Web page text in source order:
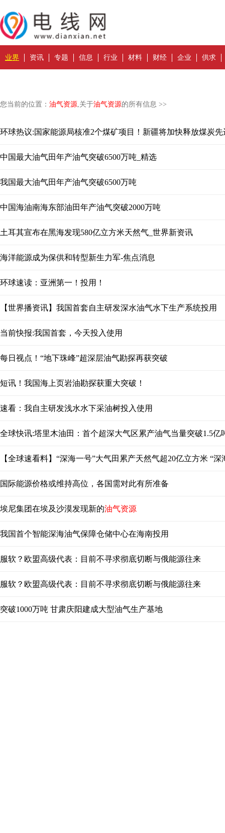
业界 资讯 专题 信息 行业 材料 财经 企业 供求
您当前的位置： 油气资源,关于油气资源的所有信息 >>
中国最大油气田年产油气突破6500万吨_精选
我国最大油气田年产油气突破6500万吨
中国海油南海东部油田年产油气突破2000万吨
土耳其宣布在黑海发现580亿立方米天然气_世界新资讯
海洋能源成为保供和转型新生力军-焦点消息
环球速读：亚洲第一！投用！
【世界播资讯】我国首套自主研发深水油气水下生产系统投用
当前快报:我国首套，今天投入使用
每日视点！“地下珠峰”超深层油气勘探再获突破
短讯！我国海上页岩油勘探获重大突破！
速看：我自主研发浅水水下采油树投入使用
全球快讯:塔里木油田：首个超深大气区累产油气当量突破1.5亿
【全球速看料】“深海一号”大气田累产天然气超20亿立方米 “
国际能源价格或维持高位，各国需对此有所准备
埃尼集团在埃及沙漠发现新的油气资源
我国首个智能深海油气保障仓储中心在海南投用
服软？欧盟高级代表：目前不寻求彻底切断与俄能源往来
服软？欧盟高级代表：目前不寻求彻底切断与俄能源往来
突破1000万吨 甘肃庆阳建成大型油气生产基地